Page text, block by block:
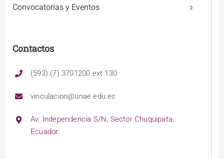
Convocatorias y Eventos
Contactos
(593) (7) 3701200 ext 130
vinculacion@unae.edu.ec
Av. Independencia S/N, Sector Chuquipata,
Ecuador